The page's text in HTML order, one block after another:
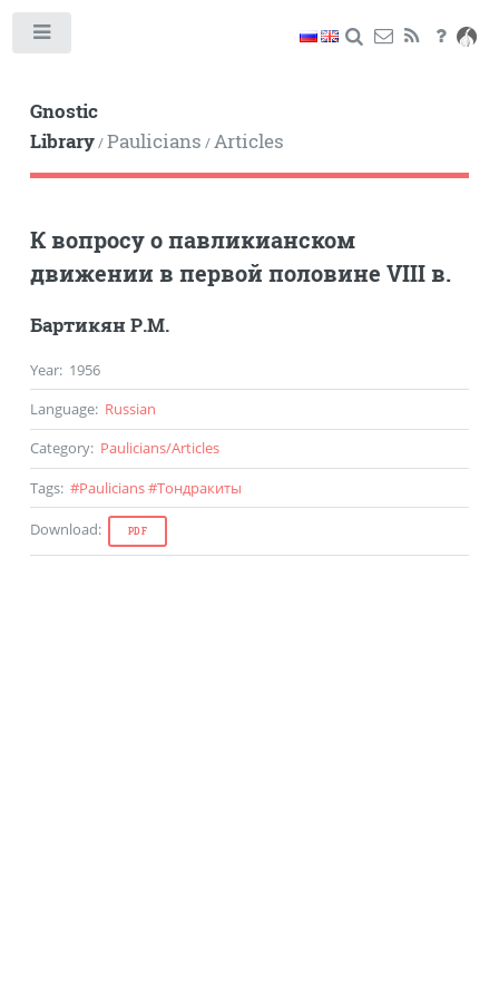
Gnostic
Library/Paulicians /Articles
К вопросу о павликианском
движении в первой половине VIII в.
Бартикян Р.М.
Year: 1956
Language: Russian
Category: Paulicians/Articles
Tags: #Paulicians#Тондракиты
Download: PDF